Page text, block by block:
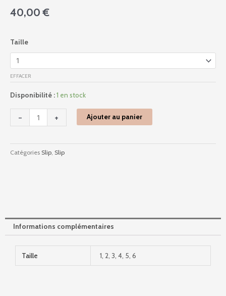
40,00€
Taille
EFFACER
Disponibilité :1 en stock
-
de
1c1720
-
Escale
-
+ Ajouter au panier
Catégories Slip, Slip
Informations complémentaires
Taille 1, 2, 3, 4, 5, 6